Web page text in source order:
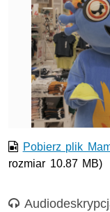
Pobierz plik
rozmiar 10.87 MB)
Nagranie audio